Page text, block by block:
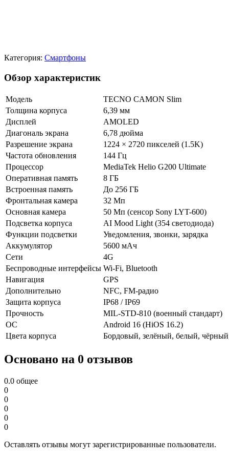
Категория: Смартфоны
Обзор характеристик
Модель
TECNO CAMON Slim
Толщина корпуса
6,39 мм
Дисплей
AMOLED
Диагональ экрана
6,78 дюйма
Разрешение экрана
1224 × 2720 пикселей (1.5K)
Частота обновления
144 Гц
Процессор
MediaTek Helio G200 Ultimate
Оперативная память
8 ГБ
Встроенная память
До 256 ГБ
Фронтальная камера
32 Мп
Основная камера
50 Мп (сенсор Sony LYT-600)
Подсветка корпуса
AI Mood Light (354 светодиода)
Функции подсветки
Уведомления, звонки, зарядка
Аккумулятор
5600 мАч
Сети
4G
Беспроводные интерфейсы Wi-Fi, Bluetooth
Навигация
GPS
Дополнительно
NFC, FM-радио
Защита корпуса
IP68 / IP69
Прочность
MIL-STD-810 (военный стандарт)
ОС
Android 16 (HiOS 16.2)
Цвета корпуса
Бордовый, зелёный, белый,
Основано на 0 отзывов
0.0 общее
0
0
0
0
0
Оставлять отзывы могут зарегистрированные пользователи.